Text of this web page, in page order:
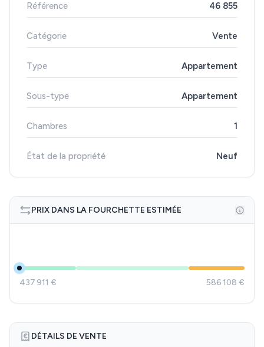
Référence 46 855
Catégorie Vente
Type Appartement
Sous-type Appartement
Chambres 1
État de la propriété Neuf
PRIX DANS LA FOURCHETTE ESTIMÉE
437 911 € 586 108 €
DÉTAILS DE VENTE